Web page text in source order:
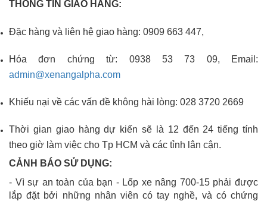
THÔNG TIN GIAO HÀNG:
Đặc hàng và liên hệ giao hàng: 0909 663 447,
Hóa đơn chứng từ: 0938 53 73 09, Email:
admin@xenangalpha.com
Khiếu nại về các vấn đề không hài lòng: 028 3720 2669
Thời gian giao hàng dự kiến sẽ là 12 đến 24 tiếng tính
theo giờ làm việc cho Tp HCM và các tỉnh lân cận.
CẢNH BÁO SỬ DỤNG:
- Vì sự an toàn của bạn - Lốp xe nâng 700-15 phải được
lắp đặt bởi những nhân viên có tay nghề, và có chứng